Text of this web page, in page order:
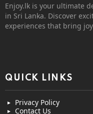
Enjoy.lk is your ultimate
in Sri Lanka. Discover
experiences that bring
QUICK LINKS
Privacy Policy
Contact Us